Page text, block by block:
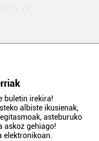
buletin irekira!
albiste ikusienak,
asteburuko
askoz gehiago!
elektronikoan.